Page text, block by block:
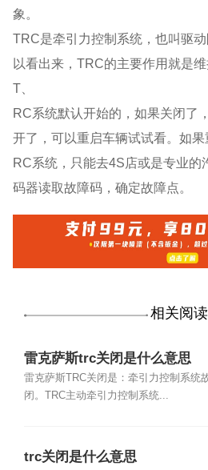
象。
TRC是牵引力控制系统，也叫驱
以看出来，TRC的主要作用就是
T、
RC系统默认开始的，如果关闭了
开了，可以重启车辆试试看。如
RC系统，只能去4S店或是专业的
码器读取故障码，确定故障点。
相关阅读
雷克萨斯trc关闭是什么意思
雷克萨斯TRC关闭是：牵引力控制系统
闭。TRC主动牵引力控制系统...
trc关闭是什么意思